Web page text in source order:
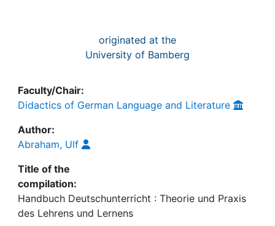
originated at the
University of Bamberg
Faculty/Chair:
Didactics of German Language and Literature
Author:
Abraham, Ulf
Title of the
compilation:
Handbuch Deutschunterricht : Theorie und Praxis
des Lehrens und Lernens